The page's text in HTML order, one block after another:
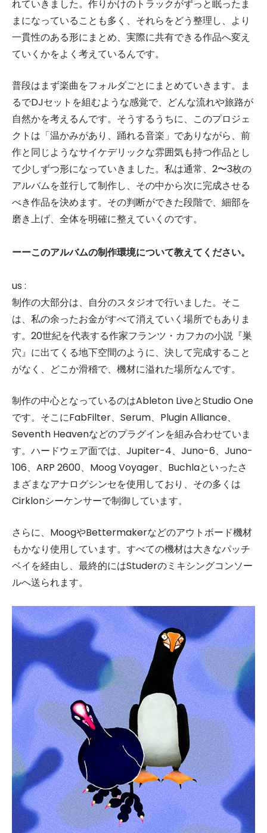
れていきました。作りかけのトラックがずっと眠ったま
まになっていることも多く、それらをどう整理し、より
一貫性のある形にまとめ、実際に共有できる作品へ変え
ていくかをよく考えているんです。
普段はまず楽曲をフォルダごとにまとめていきます。ま
るでDJセットを組むような感覚で、どんな流れや旅路が
自然かを考えるんです。そうするうちに、このプロジェ
クトは「温かみがあり、踊れる音楽」でありながら、前
作と同じようなサイケデリックな雰囲気も持つ作品とし
て少しずつ形になっていきました。私は通常、2〜3枚の
アルバムを並行して制作し、その中から次に完成させる
べき作品を決めます。その判断ができた段階で、細部を
磨き上げ、全体を明確に整えていくのです。
ーーこのアルバムの制作環境について教えてください。
us :
制作の大部分は、自分のスタジオで行いました。そこ
は、私の余ったお金がすべて消えていく場所でもありま
す。20世紀を代表する作家フランツ・カフカの小説『巣
穴』に出てくる地下空間のように、決して完成すること
がなく、どこか滑稽で、機材に溢れた場所なんです。
制作の中心となっているのはAbleton LiveとStudio One
です。そこにFabFilter、Serum、Plugin Alliance、
Seventh Heavenなどのプラグインを組み合わせていま
す。ハードウェア面では、Jupiter-4、Juno-6、Juno-
106、ARP 2600、Moog Voyager、Buchlaといったさ
まざまなアナログシンセを使用しており、その多くは
Cirklonシーケンサーで制御しています。
さらに、MoogやBettermakerなどのアウトボード機材
もかなり使用しています。すべての機材は大きなパッチ
ベイを経由し、最終的にはStuderのミキシングコンソー
ルへ送られます。